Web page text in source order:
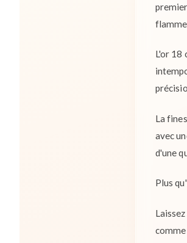
L'or 18
La
avec
d'une
Plus